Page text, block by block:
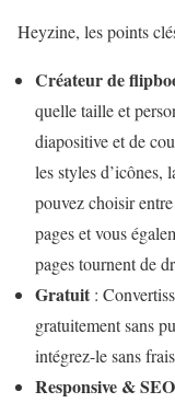
Heyzine, les points
Créateur de
quelle taille et
diapositive et de
les styles d’icônes,
pouvez choisir
pages et vous
pages tournent de
Gratuit :
gratuitement sans
intégrez-le sans
Responsive & SEO